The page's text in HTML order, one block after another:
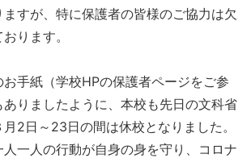
すが、特に保護者の皆様のご協力は欠
ります。
手紙（学校HPの保護者ページをご参
りましたように、本校も先日の文科省
2日～23日の間は休校となりました。
一人の行動が自身の身を守り、コロナ